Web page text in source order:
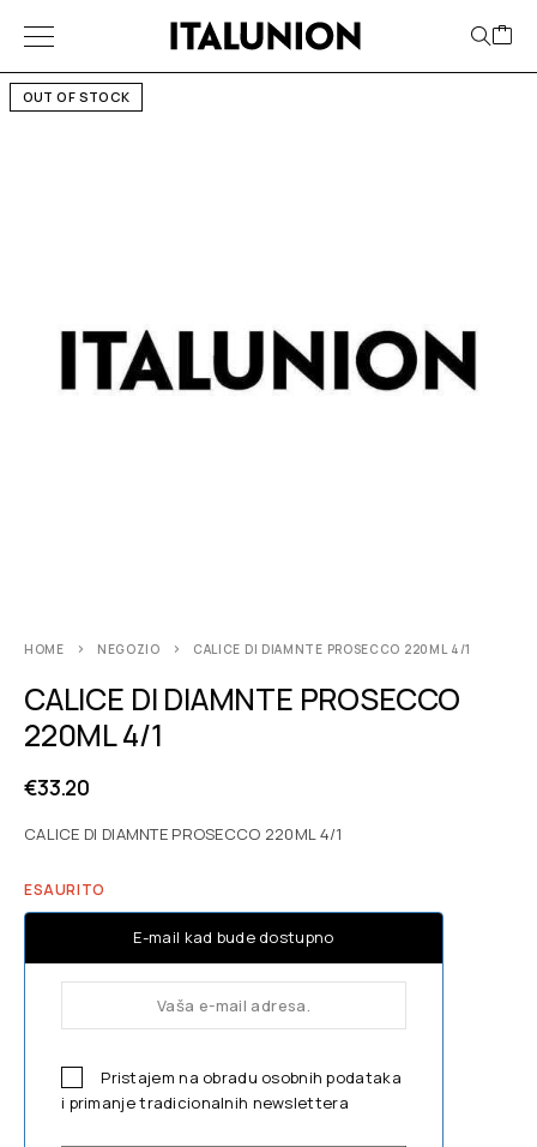
OUT OF STOCK
HOME NEGOZIO CALICE DI DIAMNTE PROSECCO 220ML 4/1
CALICE DI DIAMNTE PROSECCO
220ML 4/1
€33.20
CALICE DI DIAMNTE PROSECCO 220ML 4/1
ESAURITO
E-mail kad bude dostupno
Pristajem na obradu osobnih podataka
i primanje tradicionalnih newslettera